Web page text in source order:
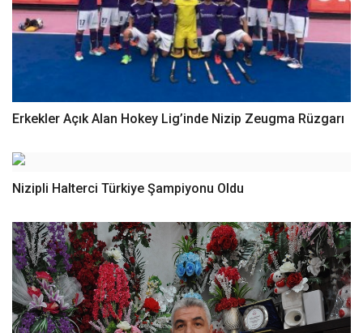
Erkekler Açık Alan Hokey Lig’inde Nizip Zeugma Rüzgarı
Nizipli Halterci Türkiye Şampiyonu Oldu